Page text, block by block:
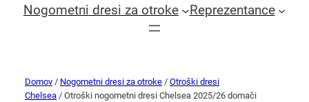
Nogometni dresi za otroke
Reprezentance
Domov / Nogometni dresi za otroke / Otroški dresi
Chelsea / Otroški nogometni dresi Chelsea 2025/26 domači